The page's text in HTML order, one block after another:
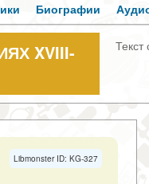
Биографии
XVIII-
Текст
Libmonster ID: KG-327